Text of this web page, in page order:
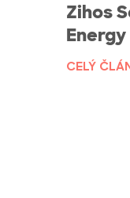
Zihos
Energy
CELÝ